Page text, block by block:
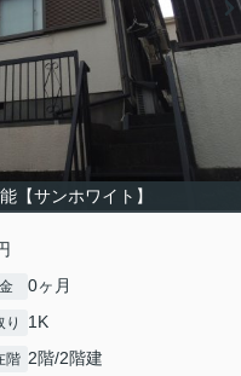
【サンホワイト】
0ヶ月
り 1K
階 2階/2階建